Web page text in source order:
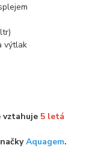
výtlak
vztahuje 5 letá
Aquagem.